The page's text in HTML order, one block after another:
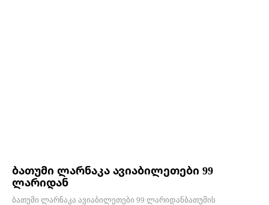
ბათუმი ლარნაკა ავიაბილეთები 99
ლარიდან
ბათუმი ლარნაკა ავიაბილეთები 99 ლარიდანბათუმის